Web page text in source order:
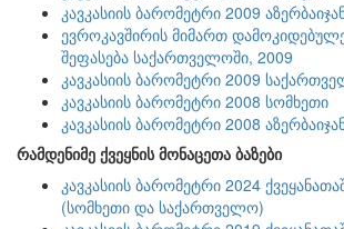
კავკასიის ბარომეტრი 2009
ევროკავშირის მიმართ
შეფასება საქართველოში, 2009
კავკასიის ბარომეტრი 2009
კავკასიის ბარომეტრი 2008 სომხეთი
კავკასიის ბარომეტრი 2008
რამდენიმე ქვეყნის მონაცეთა ბაზები
კავკასიის ბარომეტრი 2024
(სომხეთი და საქართველო)